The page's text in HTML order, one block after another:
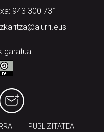
943 300 731
garatua
PUBLIZITATEA